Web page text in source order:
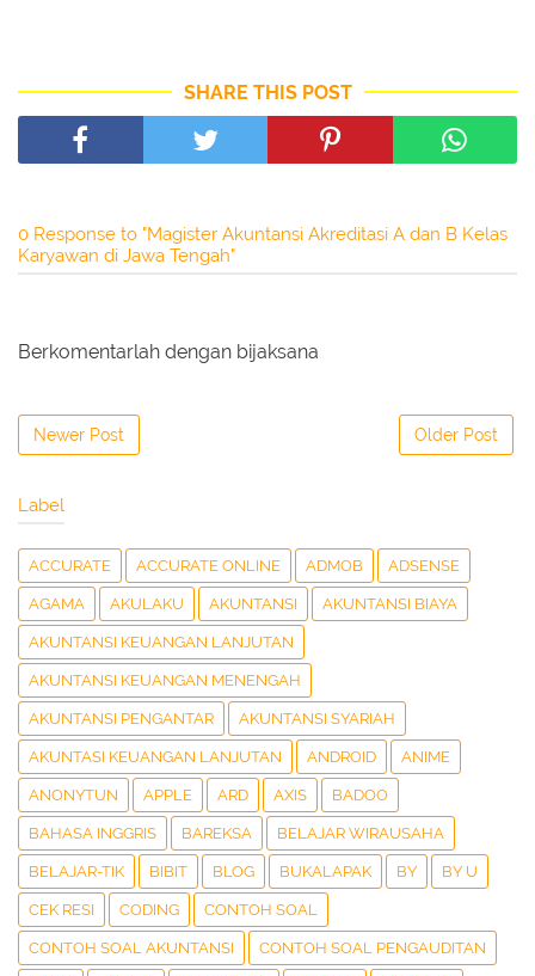
SHARE THIS POST
0 Response to "Magister Akuntansi Akreditasi A dan B Kelas
Karyawan di Jawa Tengah"
Berkomentarlah dengan bijaksana
Newer Post Older Post
Label
ACCURATE ACCURATE ONLINE ADMOB ADSENSE
AGAMA AKULAKU AKUNTANSI AKUNTANSI BIAYA
AKUNTANSI KEUANGAN LANJUTAN
AKUNTANSI KEUANGAN MENENGAH
AKUNTANSI PENGANTAR AKUNTANSI SYARIAH
AKUNTASI KEUANGAN LANJUTAN ANDROID ANIME
ANONYTUN APPLE ARD AXIS BADOO
BAHASA INGGRIS BAREKSA BELAJAR WIRAUSAHA
BELAJAR-TIK BIBIT BLOG BUKALAPAK BY BY U
CEK RESI CODING CONTOH SOAL
CONTOH SOAL AKUNTANSI CONTOH SOAL PENGAUDITAN